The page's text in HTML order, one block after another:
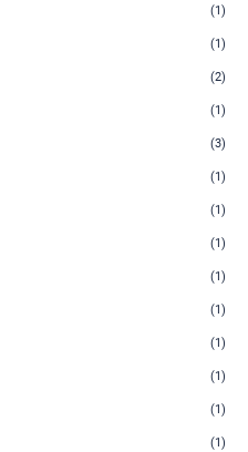
(1)
(1)
(2)
(1)
(3)
(1)
(1)
(1)
(1)
(1)
(1)
(1)
(1)
(1)